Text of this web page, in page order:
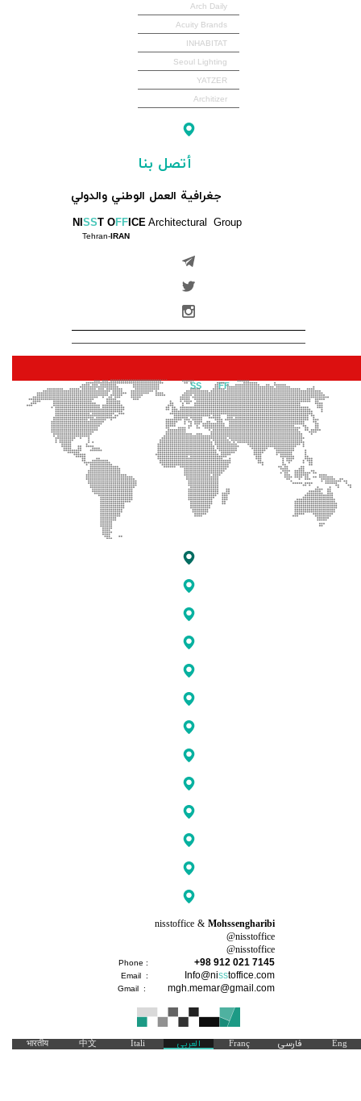
Arch Daily
Acuity Brands
INHABITAT
Seoul Lighting
YATZER
Architizer
أتصل بنا
جغرافية العمل الوطني والدولي
NI SST OFF ICE Architectural Group
Tehran-IRAN
All the privileges of this site belong to "NI SS T"OFFICEArchitectural engineering
nisstoffice &Mohssengharibi
@nisstoffice
@nisstoffice​​​​​​​
Phone : +98 912 021 7145
Email : Info@nisstoffice .com
Gmail : mgh.memar@gmail.com
Eng فارسی Franç العربی Itali
中文
भारतीय